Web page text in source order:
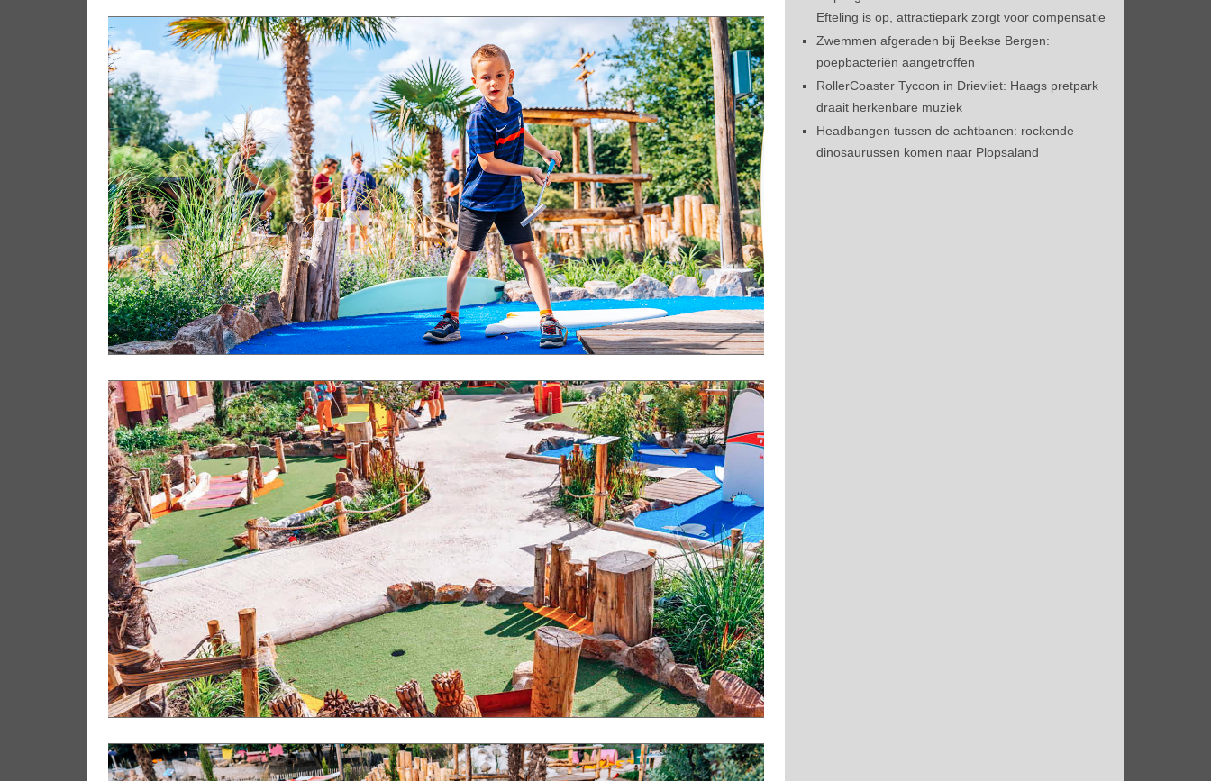
Efteling is op, attractiepark zorgt voor compensatie
Zwemmen afgeraden bij Beekse Bergen:
poepbacteriën aangetroffen
RollerCoaster Tycoon in Drievliet: Haags pretpark
draait herkenbare muziek
Headbangen tussen de achtbanen: rockende
dinosaurussen komen naar Plopsaland